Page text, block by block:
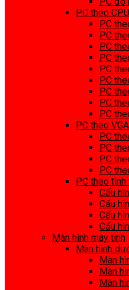
PC theo CPU
PC
PC
PC
PC
PC
PC
PC
PC
PC
PC theo VGA
PC
PC
PC
PC
PC theo tình
Cấu
Cấu
Cấu
Cấu
Màn hình máy tính
Màn hình
Màn
Màn
Màn